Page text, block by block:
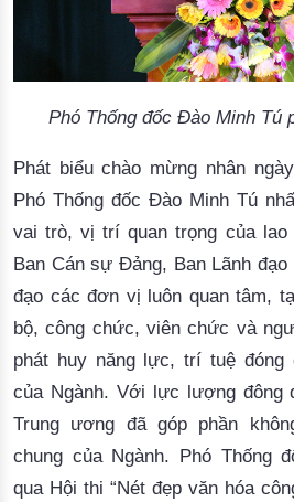
Phó Thống đốc Đào Minh Tú
Phát biểu
Phó Thống đốc Đào Minh Tú
vai trò, vị trí quan trọng của lao
Ban Cán sự Đảng, Ban Lãnh
đạo các đơn vị luôn quan tâm,
bộ, công chức, viên chức và
phát huy năng lực, trí tuệ
của Ngành. Với lực lượng đông
chung của Ngành. Phó Thống
qua Hội thi “Nét đẹp văn hóa